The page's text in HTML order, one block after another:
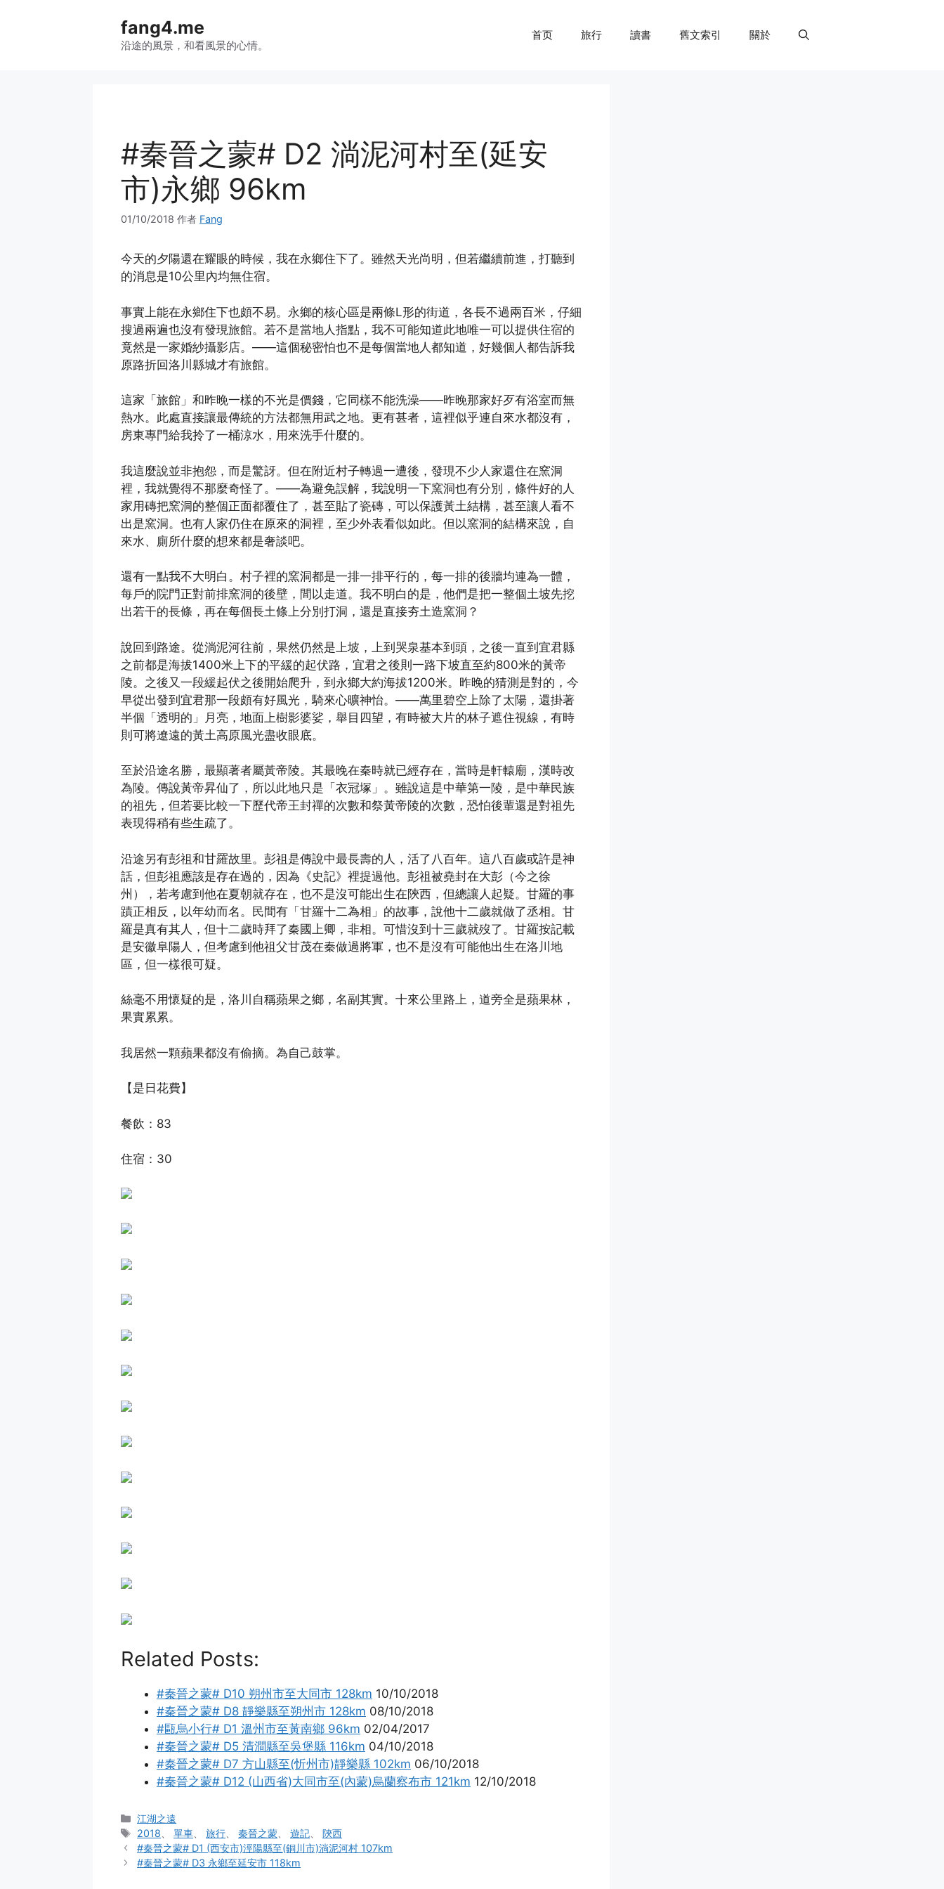
fang4.me
沿途的風景，和看風景的心情。
首页 旅行 讀書 舊文索引 關於
#秦晉之蒙# D2 淌泥河村至(延安
市)永鄉 96km
01/10/2018 作者 Fang
今天的夕陽還在耀眼的時候，我在永鄉住下了。雖然天光尚明，但若繼續前進，打聽到
的消息是10公里內均無住宿。
事實上能在永鄉住下也頗不易。永鄉的核心區是兩條L形的街道，各長不過兩百米，仔細
搜過兩遍也沒有發現旅館。若不是當地人指點，我不可能知道此地唯一可以提供住宿的
竟然是一家婚紗攝影店。——這個秘密怕也不是每個當地人都知道，好幾個人都告訴我
原路折回洛川縣城才有旅館。
這家「旅館」和昨晚一樣的不光是價錢，它同樣不能洗澡——昨晚那家好歹有浴室而無
熱水。此處直接讓最傳統的方法都無用武之地。更有甚者，這裡似乎連自來水都沒有，
房東專門給我拎了一桶涼水，用來洗手什麼的。
我這麼說並非抱怨，而是驚訝。但在附近村子轉過一遭後，發現不少人家還住在窯洞
裡，我就覺得不那麼奇怪了。——為避免誤解，我說明一下窯洞也有分別，條件好的人
家用磚把窯洞的整個正面都覆住了，甚至貼了瓷磚，可以保護黃土結構，甚至讓人看不
出是窯洞。也有人家仍住在原來的洞裡，至少外表看似如此。但以窯洞的結構來說，自
來水、廁所什麼的想來都是奢談吧。
還有一點我不大明白。村子裡的窯洞都是一排一排平行的，每一排的後牆均連為一體，
每戶的院門正對前排窯洞的後壁，間以走道。我不明白的是，他們是把一整個土坡先挖
出若干的長條，再在每個長土條上分別打洞，還是直接夯土造窯洞？
說回到路途。從淌泥河往前，果然仍然是上坡，上到哭泉基本到頭，之後一直到宜君縣
之前都是海拔1400米上下的平緩的起伏路，宜君之後則一路下坡直至約800米的黃帝
陵。之後又一段緩起伏之後開始爬升，到永鄉大約海拔1200米。昨晚的猜測是對的，今
早從出發到宜君那一段頗有好風光，騎來心曠神怡。——萬里碧空上除了太陽，還掛著
半個「透明的」月亮，地面上樹影婆娑，舉目四望，有時被大片的林子遮住視線，有時
則可將遼遠的黃土高原風光盡收眼底。
至於沿途名勝，最顯著者屬黃帝陵。其最晚在秦時就已經存在，當時是軒轅廟，漢時改
為陵。傳說黃帝昇仙了，所以此地只是「衣冠塚」。雖說這是中華第一陵，是中華民族
的祖先，但若要比較一下歷代帝王封禪的次數和祭黃帝陵的次數，恐怕後輩還是對祖先
表現得稍有些生疏了。
沿途另有彭祖和甘羅故里。彭祖是傳說中最長壽的人，活了八百年。這八百歲或許是神
話，但彭祖應該是存在過的，因為《史記》裡提過他。彭祖被堯封在大彭（今之徐
州），若考慮到他在夏朝就存在，也不是沒可能出生在陝西，但總讓人起疑。甘羅的事
蹟正相反，以年幼而名。民間有「甘羅十二為相」的故事，說他十二歲就做了丞相。甘
羅是真有其人，但十二歲時拜了秦國上卿，非相。可惜沒到十三歲就歿了。甘羅按記載
是安徽阜陽人，但考慮到他祖父甘茂在秦做過將軍，也不是沒有可能他出生在洛川地
區，但一樣很可疑。
絲毫不用懷疑的是，洛川自稱蘋果之鄉，名副其實。十來公里路上，道旁全是蘋果林，
果實累累。
我居然一顆蘋果都沒有偷摘。為自己鼓掌。
【是日花費】
餐飲：83
住宿：30
Related Posts:
#秦晉之蒙# D10 朔州市至大同市 128km 10/10/2018
#秦晉之蒙# D8 靜樂縣至朔州市 128km 08/10/2018
#甌烏小行# D1 溫州市至黃南鄉 96km 02/04/2017
#秦晉之蒙# D5 清澗縣至吳堡縣 116km 04/10/2018
#秦晉之蒙# D7 方山縣至(忻州市)靜樂縣 102km 06/10/2018
#秦晉之蒙# D12 (山西省)大同市至(內蒙)烏蘭察布市 121km 12/10/2018
分
类
江湖之遠
标
签
2018 、單車 、旅行 、秦晉之蒙 、遊記 、陝西
#秦晉之蒙# D1 (西安市)涇陽縣至(銅川市)淌泥河村 107km
#秦晉之蒙# D3 永鄉至延安市 118km